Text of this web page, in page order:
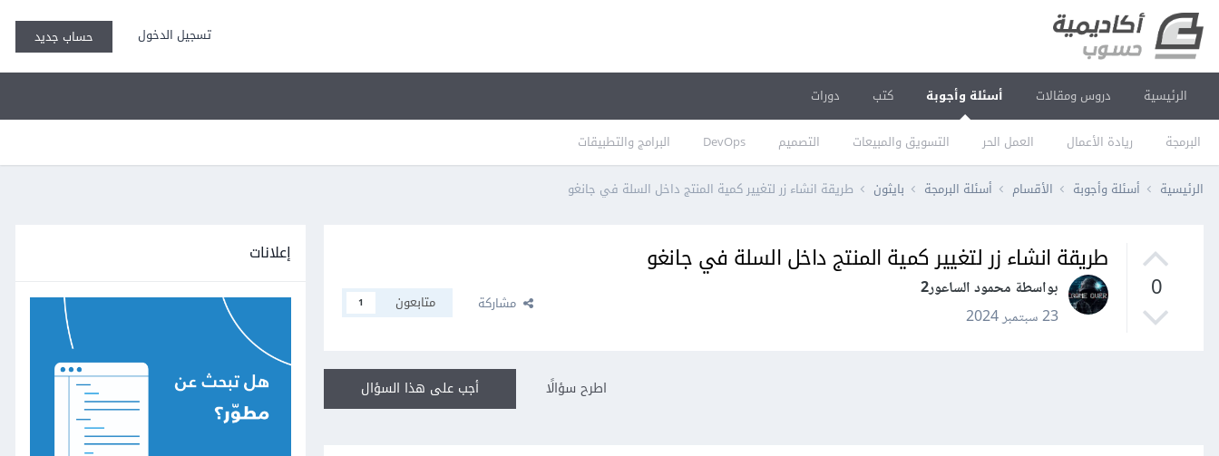
تسجيل الدخول حساب جديد
الرئيسية دروس ومقالات أسئلة وأجوبة
البرمجة ريادة الأعمال العمل الحر التسويق والمبيعات التصميم DevOps البرامج والتطبيقات
كتب دورات
الرئيسية أسئلة وأجوبة الأقسام أسئلة البرمجة بايثون طريقة انشاء زر لتغيير كمية المنتج داخل السلة في جانغو
0
طريقة انشاء زر لتغيير كمية المنتج داخل السلة في جانغو
بواسطة محمود الساعور2
23 سبتمبر 2024
مشاركة متابعون 1
أجب على هذا السؤال اطرح سؤالًا
إعلانات